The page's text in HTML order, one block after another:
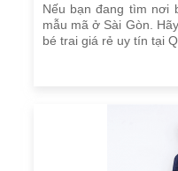
Nếu bạn đang tìm nơi
mẫu mã ở Sài Gòn.
bé trai giá rẻ uy tín tại